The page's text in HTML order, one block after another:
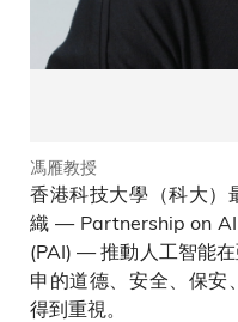
馮雁教授
香港科技大學（科大）
織 — Partnership on
(PAI) — 推動人工智能
申的道德、安全、保安
得到重視。